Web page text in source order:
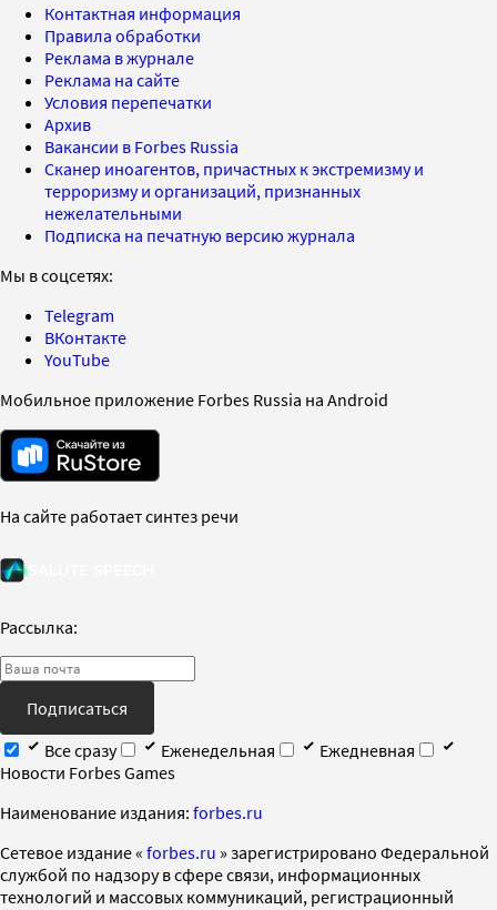
Контактная информация
Правила обработки
Реклама в журнале
Реклама на сайте
Условия перепечатки
Архив
Вакансии в Forbes Russia
Сканер иноагентов, причастных к экстремизму и
терроризму и организаций, признанных
нежелательными
Подписка на печатную версию журнала
Мы в соцсетях:
Telegram
ВКонтакте
YouTube
Мобильное приложение Forbes Russia на Android
На сайте работает синтез речи
Рассылка:
Подписаться
Все сразу
Еженедельная
Ежедневная
Новости Forbes Games
Наименование издания: forbes.ru
Cетевое издание « forbes.ru » зарегистрировано Федеральной
службой по надзору в сфере связи, информационных
технологий и массовых коммуникаций, регистрационный